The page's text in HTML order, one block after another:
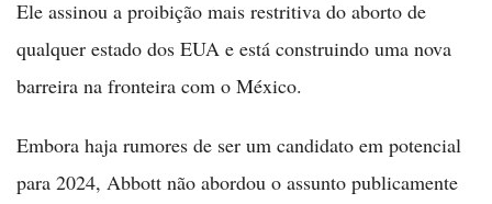
Ele assinou a proibição mais restritiva do aborto de
qualquer estado dos EUA e está construindo uma nova
barreira na fronteira com o México.
Embora haja rumores de ser um candidato em potencial
para 2024, Abbott não abordou o assunto publicamente